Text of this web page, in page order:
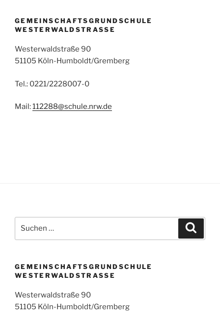
GEMEINSCHAFTSGRUNDSCHULE
WESTERWALDSTRASSE
Westerwaldstraße 90
51105 Köln-Humboldt/Gremberg
Tel.: 0221/2228007-0
Mail:112288@schule.nrw.de
nach:
GEMEINSCHAFTSGRUNDSCHULE
WESTERWALDSTRASSE
Westerwaldstraße 90
51105 Köln-Humboldt/Gremberg